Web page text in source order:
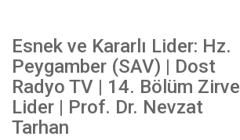
Esnek ve Kararlı Lider: Hz.
Peygamber (SAV) | Dost
Radyo TV | 14. Bölüm Zirve
Lider | Prof. Dr. Nevzat
Tarhan